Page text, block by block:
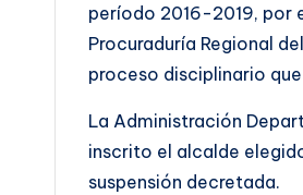
período 2016-2019, por
Procuraduría Regional
proceso disciplinario
La Administración
inscrito el alcalde
suspensión decretada.